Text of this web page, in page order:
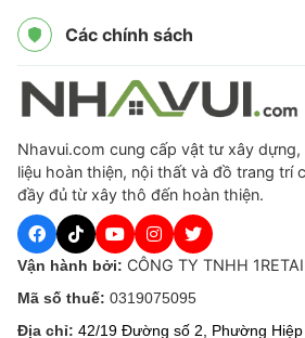
Các chính sách
Nhavui.com cung cấp vật tư xây
liệu hoàn thiện, nội thất và đồ trang trí
đầy đủ từ xây thô đến hoàn thiện.
Vận hành bởi: CÔNG TY TNHH
Mã số thuế: 0319075095
Địa chỉ: 42/19 Đường số 2, Phường Hiệp